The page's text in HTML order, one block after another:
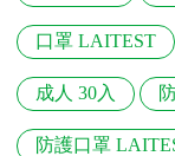
口罩 LAITEST
成人 30入
防護口罩